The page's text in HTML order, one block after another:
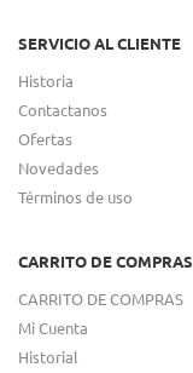
SERVICIO AL CLIENTE
Historia
Contactanos
Ofertas
Novedades
Términos de uso
CARRITO DE COMPRAS
CARRITO DE COMPRAS
Mi Cuenta
Historial